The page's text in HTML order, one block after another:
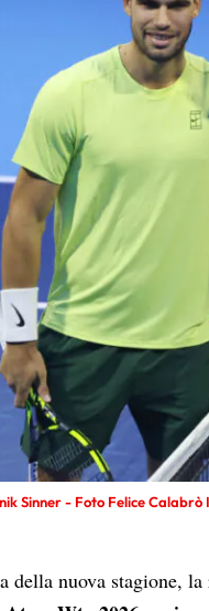
Sinner - Foto Felice Calabrò
della nuova stagione,